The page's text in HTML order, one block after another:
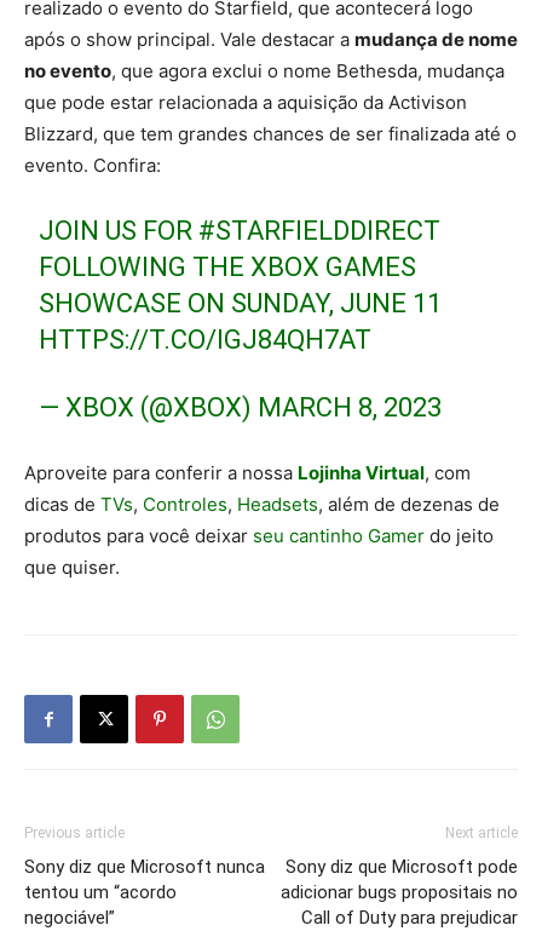
realizado o evento do Starfield, que acontecerá logo
após o show principal. Vale destacar a mudança de nome
no evento, que agora exclui o nome Bethesda, mudança
que pode estar relacionada a aquisição da Activison
Blizzard, que tem grandes chances de ser finalizada até o
evento. Confira:
JOIN US FOR #STARFIELDDIRECT
FOLLOWING THE XBOX GAMES
SHOWCASE ON SUNDAY, JUNE 11
HTTPS://T.CO/IGJ84QH7AT
— XBOX (@XBOX) MARCH 8, 2023
Aproveite para conferir a nossa Lojinha Virtual, com
dicas de TVs, Controles, Headsets, além de dezenas de
produtos para você deixar seu cantinho Gamer do jeito
que quiser.
Previous article
Sony diz que Microsoft nunca
tentou um “acordo
negociável”
Next article
Sony diz que Microsoft pode
adicionar bugs propositais no
Call of Duty para prejudicar